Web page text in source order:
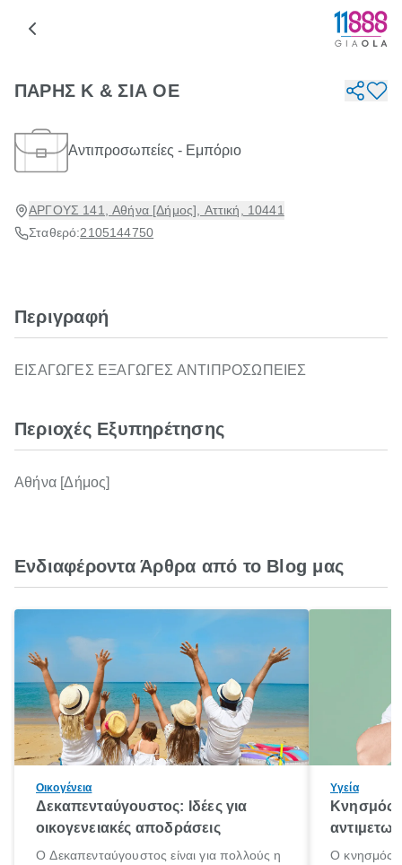
ΠΑΡΗΣ Κ & ΣΙΑ ΟΕ
Αντιπροσωπείες - Εμπόριο
ΑΡΓΟΥΣ 141, Αθήνα [Δήμος], Αττική, 10441
Σταθερό:2105144750
Περιγραφή
ΕΙΣΑΓΩΓΕΣ ΕΞΑΓΩΓΕΣ ΑΝΤΙΠΡΟΣΩΠΕΙΕΣ
Περιοχές Εξυπηρέτησης
Αθήνα [Δήμος]
Ενδιαφέροντα Άρθρα από το Blog μας
Οικογένεια
Δεκαπενταύγουστος: Ιδέες για
οικογενειακές αποδράσεις
Ο Δεκαπενταύγουστος είναι για πολλούς η
Υγεία
Κνησμός:
Ο κνησμός